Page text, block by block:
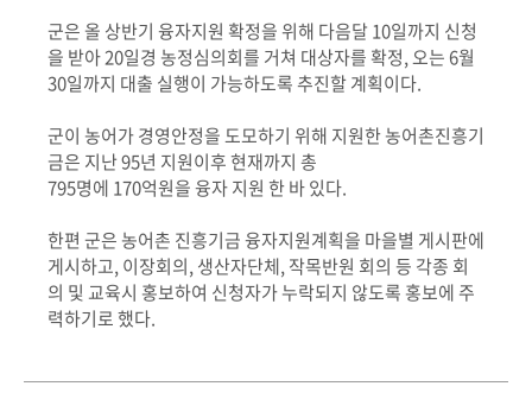
군은 올 상반기 융자지원 확정을 위해 다음달 10일까지 신청
을 받아 20일경 농정심의회를 거쳐 대상자를 확정, 오는 6월
30일까지 대출 실행이 가능하도록 추진할 계획이다.
군이 농어가 경영안정을 도모하기 위해 지원한 농어촌진흥기
금은 지난 95년 지원이후 현재까지 총
795명에 170억원을 융자 지원 한 바 있다.
한편 군은 농어촌 진흥기금 융자지원계획을 마을별 게시판에
게시하고, 이장회의, 생산자단체, 작목반원 회의 등 각종 회
의 및 교육시 홍보하여 신청자가 누락되지 않도록 홍보에 주
력하기로 했다.